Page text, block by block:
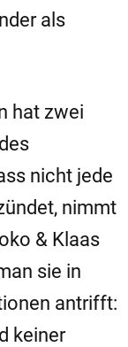
als
hat zwei
nicht jede
nimmt
& Klaas
sie in
antrifft:
keiner